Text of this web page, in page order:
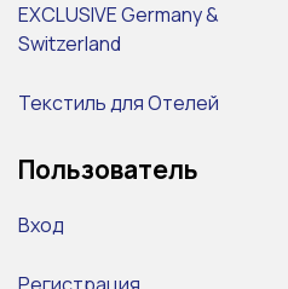
EXCLUSIVE Germany &
Switzerland
Текстиль для Отелей
Пользователь
Вход